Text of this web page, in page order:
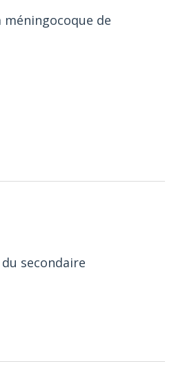
méningocoque de
secondaire